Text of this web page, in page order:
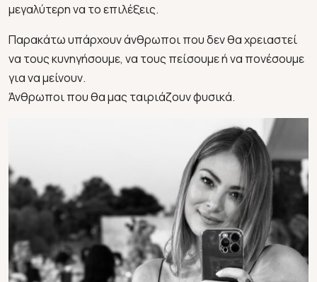
μεγαλύτερη να το επιλέξεις.
Παρακάτω υπάρχουν άνθρωποι που δεν θα χρειαστεί
να τους κυνηγήσουμε, να τους πείσουμε ή να πονέσουμε
για να μείνουν.
Άνθρωποι που θα μας ταιριάζουν φυσικά.